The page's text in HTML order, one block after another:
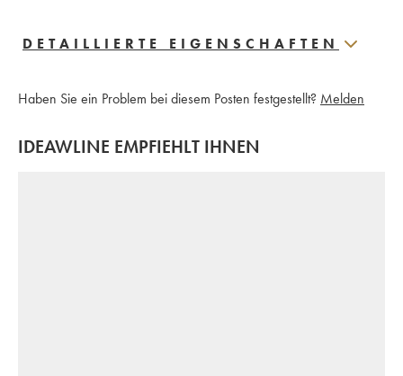
DETAILLIERTE EIGENSCHAFTEN
Haben Sie ein Problem bei diesem Posten festgestellt? Melden
IDEAWLINE EMPFIEHLT IHNEN